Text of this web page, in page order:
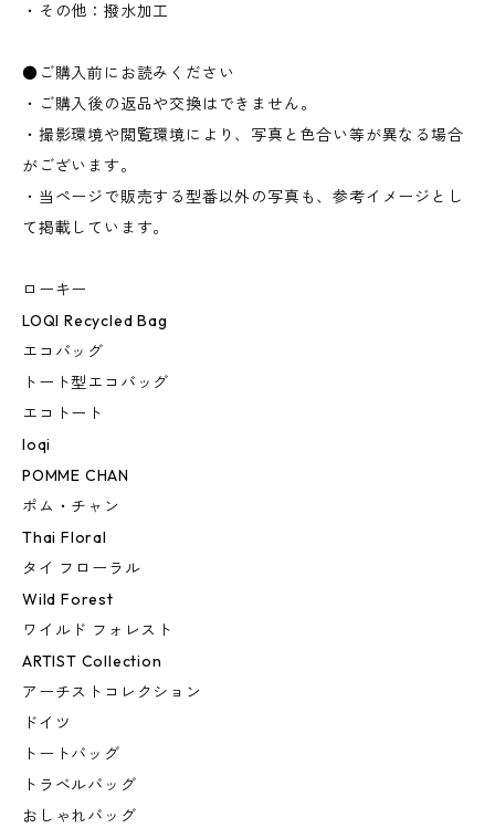
・その他：撥水加工
●ご購入前にお読みください
・ご購入後の返品や交換はできません。
・撮影環境や閲覧環境により、写真と色合い等が異なる場合
がございます。
・当ページで販売する型番以外の写真も、参考イメージとし
て掲載しています。
ローキー
LOQI Recycled Bag
エコバッグ
トート型エコバッグ
エコトート
loqi
POMME CHAN
ポム・チャン
Thai Floral
タイ フローラル
Wild Forest
ワイルド フォレスト
ARTIST Collection
アーチストコレクション
ドイツ
トートバッグ
トラベルバッグ
おしゃれバッグ